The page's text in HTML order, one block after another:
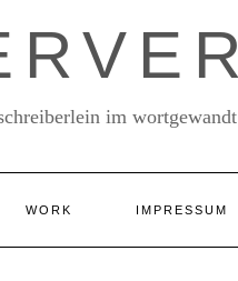
im wortgewandt
WORK IMPRESSUM